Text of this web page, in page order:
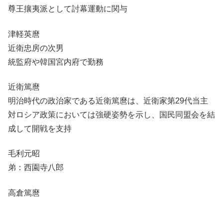
尊王攘夷派として討幕運動に関与
津軽英麿
近衛忠房の次男
統監府や韓国宮内府で勤務
近衛篤麿
明治時代の政治家である近衛篤麿は、近衛家第29代当主
対ロシア政策においては強硬姿勢を示し、国民同盟会を結
成して開戦を支持
毛利元昭
弟：西園寺八郎
高倉篤麿